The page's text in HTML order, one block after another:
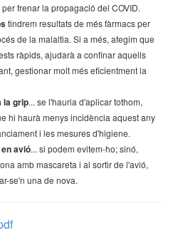
frenar la propagació del COVID.
tindrem resultats de més fàrmacs per
de la malaltia. Si a més, afegim que
ràpids, ajudarà a confinar aquells
gestionar molt més eficientment la
la grip... se l'hauria d'aplicar tothom,
hi haurà menys incidència aquest any
i les mesures d'higiene.
avió... si podem evitem-ho; sinó,
amb mascareta i al sortir de l'avió,
se'n una de nova.